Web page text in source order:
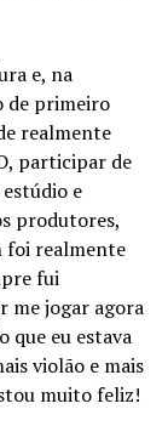
e, na
de primeiro
realmente
participar de
e
produtores,
foi realmente
fui
me jogar agora
que eu estava
violão e mais
muito feliz!